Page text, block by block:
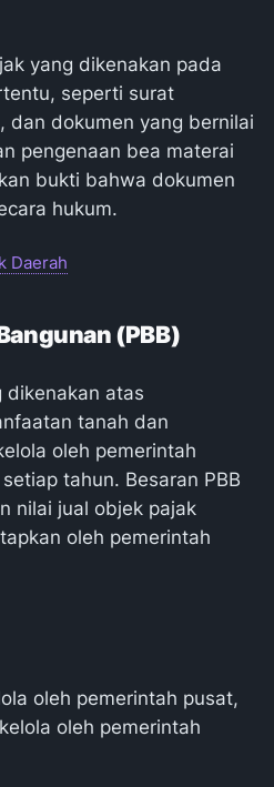
yang dikenakan pada
seperti surat
dan dokumen yang bernilai
pengenaan bea materai
bukti bahwa dokumen
hukum.
Daerah
(PBB)
dikenakan atas
tanah dan
oleh pemerintah
tahun. Besaran PBB
nilai jual objek pajak
oleh pemerintah
oleh pemerintah pusat,
oleh pemerintah